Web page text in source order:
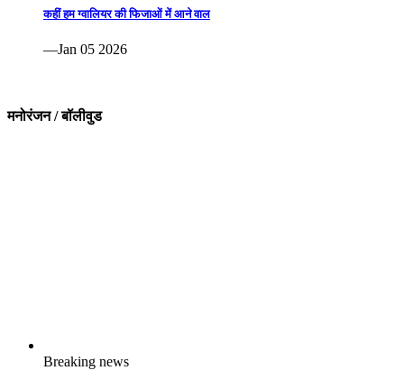
कहीं हम ग्वालियर की फिजाओं में आने वाल
—Jan 05 2026
मनोरंजन / बॉलीवुड
Breaking news